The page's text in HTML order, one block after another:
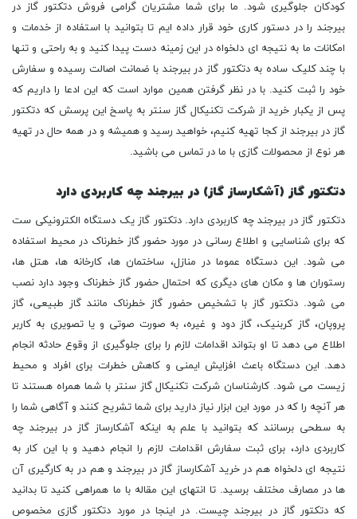
دتکتور گاز (آشکارساز گاز) در بیرجند چه کاربردی دارد
دتکتور گاز در بیرجند چه کاربردی دارد. دتکتور گاز یک دستگاه الکترونیکی ست
که برای شناسایی و اطلاع رسانی در مورد حضور گاز خطرناک در محیط استفاده
می شود. این دستگاه عموما در منازل، ساختمان ها، کارخانه ها، هتل ها،
رستوران ها و مکان های دیگری که احتمال حضور گاز خطرناک وجود دارد نصب
می شود. دتکتور گاز با تشخیص حضور گاز خطرناک مانند گاز طبیعی، گاز
پروپان، گاز کربنیک، گاز دود و غیره، به صورت صوتی و یا تصویری به کاربر
اطلاع می دهد تا او بتواند اقدامات لازم را برای جلوگیری از وقوع حادثه انجام
دهد. این دستگاه باعث افزایش ایمنی و کاهش خطرات برای افراد و محیط
زیست می شود. کارشناسان شرکت تکنیکال گاز سنتر با شما همراه هستند تا
هر آنچه را که در مورد این ابزار نیاز دارید برای شما تشریح کنند و آگاهی شما را
به سطحی برسانند که بتوانید با علم به اینکه آشکارساز گاز در بیرجند چه
کاربردی دارد، برای ثبت سفارش اقدامات لازم را انجام دهید و با این کار به
نتیجه ای دلخواه هم در خرید آشکارساز گاز در بیرجند و هم در به کارگیری آن
ها در مصارف مختلف برسید. تا انتهای این مقاله با ما همراهی کنید تا بدانید
که دتکتور گاز در بیرجند چیست. در اینجا در مورد دتکتور گازی مخصوص